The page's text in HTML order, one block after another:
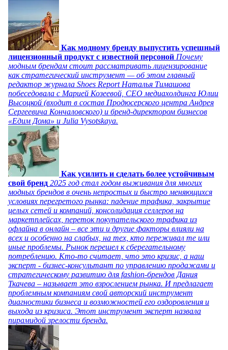
Как модному бренду выпустить успешный
лицензионный продукт с известной персоной Почему
модным брендам стоит рассматривать лицензирование
как стратегический инструмент — об этом главный
редактор журнала Shoes Report Наталья Тимашова
побеседовала с Марией Козеевой, СЕО медиахолдинга Юлии
Высоцкой (входит в состав Продюсерского центра Андрея
Сергеевича Кончаловского) и бренд-директором бизнесов
«Едим Дома» и Julia Vysotskaya.
Как усилить и сделать более устойчивым
свой бренд 2025 год стал годом выживания для многих
модных брендов в очень непростых и быстро меняющихся
условиях перегретого рынка: падение трафика, закрытие
целых сетей и компаний, консолидация селлеров на
маркетплейсах, переток покупательского трафика из
офлайна в онлайн – все эти и другие факторы влияли на
всех и особенно на слабых, на тех, кто переживал те или
иные проблемы. Рынок перешел к сберегательному
потреблению. Кто-то считает, что это кризис, а наш
эксперт - бизнес-консультант по управлению продажами и
стратегическому развитию для fashion-брендов Дания
Ткачева – называет это взрослением рынка. И предлагает
проблемным компаниям свой авторский инструмент
диагностики бизнеса и возможностей его оздоровления и
выхода из кризиса. Этот инструмент эксперт назвала
пирамидой зрелости бренда.